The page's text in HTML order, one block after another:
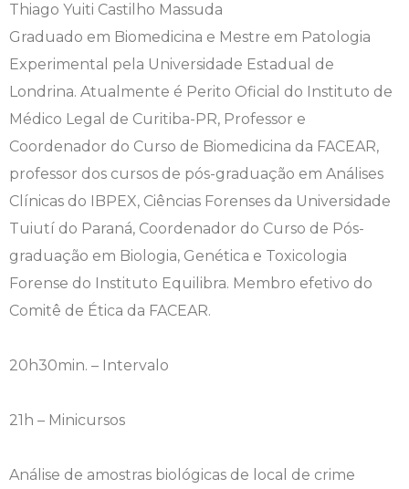
Thiago Yuiti Castilho Massuda
Graduado em Biomedicina e Mestre em Patologia
Experimental pela Universidade Estadual de
Londrina. Atualmente é Perito Oficial do Instituto de
Médico Legal de Curitiba-PR, Professor e
Coordenador do Curso de Biomedicina da FACEAR,
professor dos cursos de pós-graduação em Análises
Clínicas do IBPEX, Ciências Forenses da Universidade
Tuiutí do Paraná, Coordenador do Curso de Pós-
graduação em Biologia, Genética e Toxicologia
Forense do Instituto Equilibra. Membro efetivo do
Comitê de Ética da FACEAR.
20h30min. – Intervalo
21h – Minicursos
Análise de amostras biológicas de local de crime